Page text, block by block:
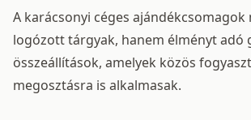
A karácsonyi céges
logózott tárgyak, hanem élményt adó
összeállítások, amelyek közös
megosztásra is alkalmasak.